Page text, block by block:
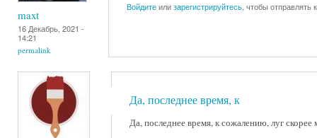
maxt
16 Декабрь, 2021 -
14:21
permalink
Войдитеилизарегистрируйтесь, чтобы отправлять
Да, последнее время, к
Да, последнее время, к сожалению, луг